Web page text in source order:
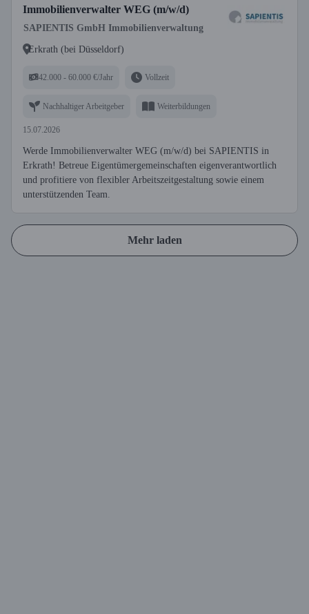
Immobilienverwalter WEG (m/w/d)
SAPIENTIS GmbH Immobilienverwaltung
Erkrath (bei Düsseldorf)
42.000 - 60.000 €/Jahr Vollzeit
Nachhaltiger Arbeitgeber Weiterbildungen
15.07.2026
Werde Immobilienverwalter WEG (m/w/d) bei SAPIENTIS in
Erkrath! Betreue Eigentümergemeinschaften eigenverantwortlich
und profitiere von flexibler Arbeitszeitgestaltung sowie einem
unterstützenden Team.
Mehr laden